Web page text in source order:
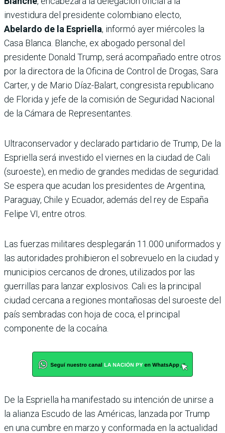
investidura del presidente colombiano electo,
Abelardo de la Espriella, informó ayer miércoles la
Casa Blanca. Blanche, ex abogado personal del
presidente Donald Trump, será acompañado entre otros
por la directora de la Oficina de Control de Drogas, Sara
Carter, y de Mario Díaz-Balart, congresista republicano
de Florida y jefe de la comisión de Seguridad Nacional
de la Cámara de Representantes.
Ultraconservador y declarado partidario de Trump, De la
Espriella será investido el viernes en la ciudad de Cali
(suroeste), en medio de grandes medidas de seguridad.
Se espera que acudan los presidentes de Argentina,
Paraguay, Chile y Ecuador, además del rey de España
Felipe VI, entre otros.
Las fuerzas militares desplegarán 11.000 uniformados y
las autoridades prohibieron el sobrevuelo en la ciudad y
municipios cercanos de drones, utilizados por las
guerrillas para lanzar explosivos. Cali es la principal
ciudad cercana a regiones montañosas del suroeste del
país sembradas con hoja de coca, el principal
componente de la cocaína.
De la Espriella ha manifestado su intención de unirse a
la alianza Escudo de las Américas, lanzada por Trump
en una cumbre en marzo y conformada en la actualidad